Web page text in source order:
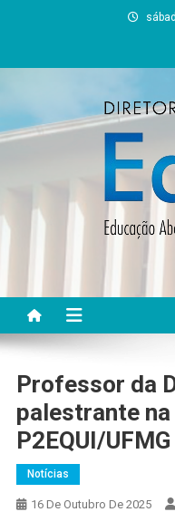
DEAD UFVJM
Professor da
palestrante
P2EQUI/UFMG
Notícias
16 De Outubro De 2025